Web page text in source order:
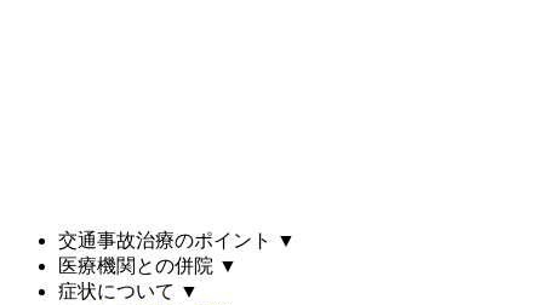
交通事故治療のポイント
▼
医療機関との併院 ▼
症状について ▼